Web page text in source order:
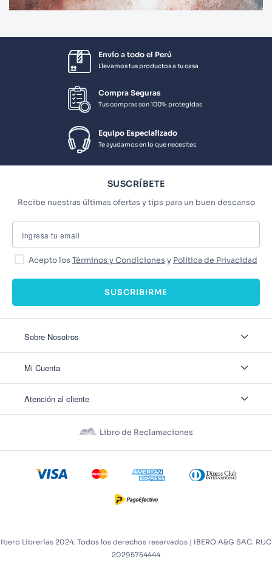
Envío a todo el Perú
Llevamos tus productos a tu casa
Compra Seguras
Tus compras son 100% protegidas
Equipo Especializado
Te ayudamos en lo que necesites
SUSCRÍBETE
Recibe nuestras últimas ofertas y tips para un buen descanso
Acepto los Términos y Condiciones y Política de Privacidad
SUSCRIBIRME
Sobre Nosotros
Nuestas tiendas
Mi Cuenta
Ver mis Pedidos
Recuperar Contraseña
Atención al cliente
Políticas de Privacidad
Políticas de Cookies
Términos y Condiciones Promos
Libro de Reclamaciones
Ibero Librerías 2024. Todos los derechos reservados | IBERO A&G SAC. RUC
20295754444